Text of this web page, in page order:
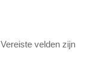
Vereiste velden zijn